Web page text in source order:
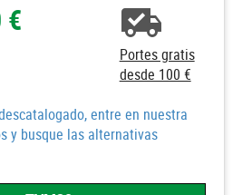
€
Portes gratis
desde 100 €
entre en nuestra
y busque las alternativas